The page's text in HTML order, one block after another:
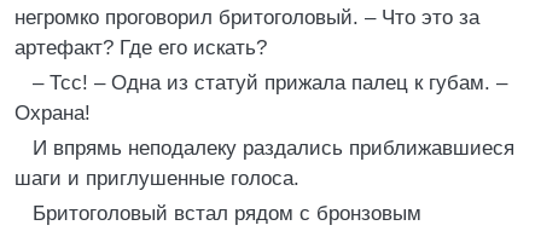
негромко проговорил бритоголовый. – Что это за
артефакт? Где его искать?
– Тсс! – Одна из статуй прижала палец к губам. –
Охрана!
И впрямь неподалеку раздались приближавшиеся
шаги и приглушенные голоса.
Бритоголовый встал рядом с бронзовым